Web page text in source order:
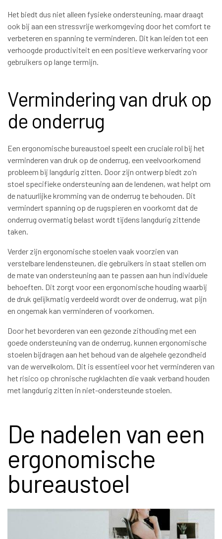
Het biedt dus niet alleen fysieke ondersteuning, maar draagt
ook bij aan een stressvrije werkomgeving door het comfort te
verbeteren en spanning te verminderen. Dit kan leiden tot een
verhoogde productiviteit en een positieve werkervaring voor
gebruikers op lange termijn.
Vermindering van druk op
de onderrug
Een ergonomische bureaustoel speelt een cruciale rol bij het
verminderen van druk op de onderrug, een veelvoorkomend
probleem bij langdurig zitten. Door zijn ontwerp biedt zo’n
stoel specifieke ondersteuning aan de lendenen, wat helpt om
de natuurlijke kromming van de onderrug te behouden. Dit
vermindert spanning op de rugspieren en voorkomt dat de
onderrug overmatig belast wordt tijdens langdurig zittende
taken.
Verder zijn ergonomische stoelen vaak voorzien van
verstelbare lendensteunen, die gebruikers in staat stellen om
de mate van ondersteuning aan te passen aan hun individuele
behoeften. Dit zorgt voor een ergonomische houding waarbij
de druk gelijkmatig verdeeld wordt over de onderrug, wat pijn
en ongemak kan verminderen of voorkomen.
Door het bevorderen van een gezonde zithouding met een
goede ondersteuning van de onderrug, kunnen ergonomische
stoelen bijdragen aan het behoud van de algehele gezondheid
van de wervelkolom. Dit is essentieel voor het verminderen van
het risico op chronische rugklachten die vaak verband houden
met langdurig zitten in niet-ondersteunde stoelen.
De nadelen van een
ergonomische
bureaustoel